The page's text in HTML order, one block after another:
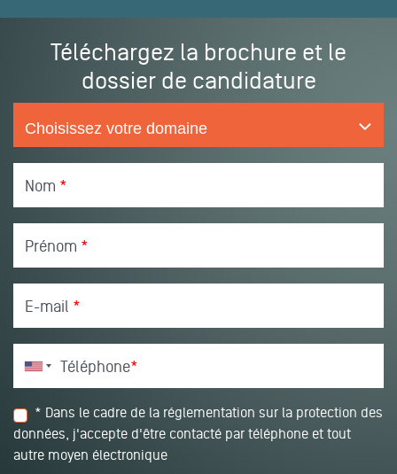
Téléchargez la brochure et le
dossier de candidature
Nom *
Prénom *
E-mail *
Téléphone*
* Dans le cadre de la réglementation sur la protection des
données, j'accepte d'être contacté par téléphone et tout
autre moyen électronique